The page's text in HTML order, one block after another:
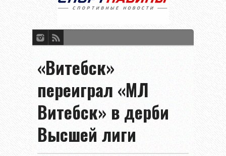
«Витебск»
переиграл «МЛ
Витебск» в дерби
Высшей лиги